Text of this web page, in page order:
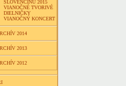
SLOVENČINU 2015
VIANOČNÉ TVORIVÉ
DIELNIČKY
VIANOČNÝ KONCERT
2014
2013
2012